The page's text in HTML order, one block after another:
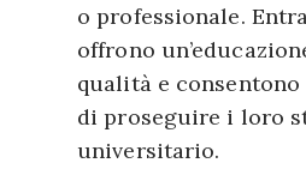
o professionale.
offrono
qualità e
di proseguire i loro
universitario.